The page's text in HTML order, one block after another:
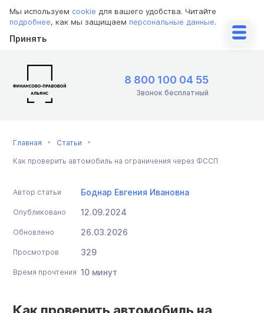
Мы используем cookie для вашего удобства. Читайте
подробнее, как мы защищаем персональные данные.
Принять
8 800 100 04 55
Звонок бесплатный
Главная Статьи
Как проверить автомобиль на ограничения через ФССП
Автор статьи Боднар Евгения Ивановна
Опубликовано 12.09.2024
Обновлено 26.03.2026
Просмотров 329
Время прочтения 10 минут
Как проверить автомобиль на